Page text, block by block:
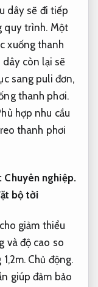
dây sẽ đi tiếp
quy trình. Một
xuống thanh
còn lại sẽ
sang puli đơn,
thanh phơi.
hợp nhu cầu
thanh phơi
Chuyên nghiệp.
bộ tời
giảm thiểu
và độ cao so
Chủ động.
giúp đảm bảo